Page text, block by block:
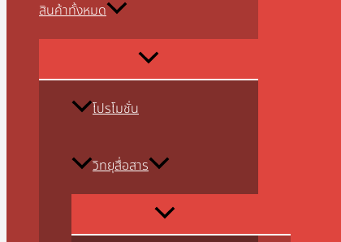
สินค้าทั้งหมด
โปรโมชั่น
วิทยุสื่อสาร